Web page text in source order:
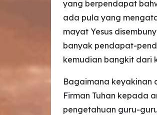
yang berpendapat
ada pula yang
mayat Yesus
banyak pendapat-
kemudian bangkit dari
Bagaimana keyakinan
Firman Tuhan kepada
pengetahuan guru-